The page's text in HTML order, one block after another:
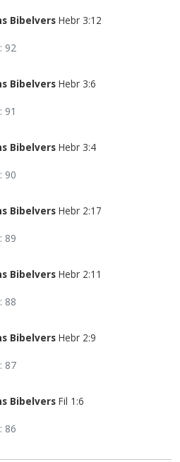
Bibelvers Hebr 3:12
92
Bibelvers Hebr 3:6
91
Bibelvers Hebr 3:4
90
Bibelvers Hebr 2:17
89
Bibelvers Hebr 2:11
88
Bibelvers Hebr 2:9
87
Bibelvers Fil 1:6
86